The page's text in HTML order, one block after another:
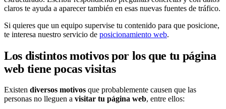
claros te ayuda a aparecer también en esas nuevas fuentes de tráfico.
Si quieres que un equipo supervise tu contenido para que posicione,
te interesa nuestro servicio de posicionamiento web.
Los distintos motivos por los que tu página
web tiene pocas visitas
Existen diversos motivos que probablemente causen que las
personas no lleguen a visitar tu página web, entre ellos: